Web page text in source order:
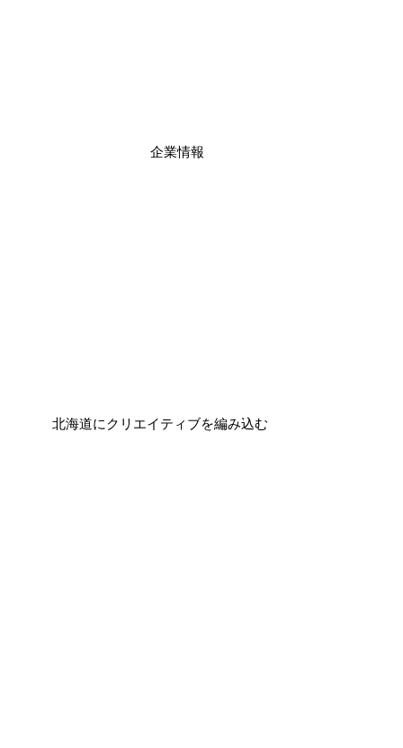
​企業情報
​北海道にクリエイティブを編み込む